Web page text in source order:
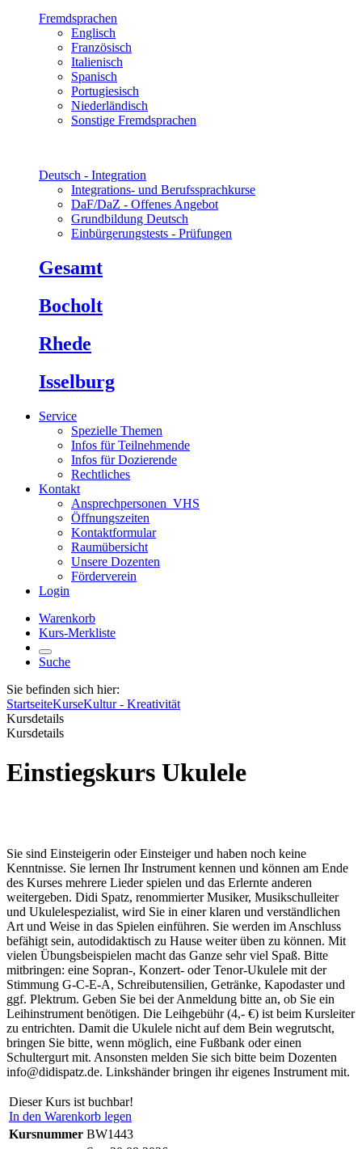
Fremdsprachen
Englisch
Französisch
Italienisch
Spanisch
Portugiesisch
Niederländisch
Sonstige Fremdsprachen
Deutsch - Integration
Integrations- und Berufssprachkurse
DaF/DaZ - Offenes Angebot
Grundbildung Deutsch
Einbürgerungstests - Prüfungen
Gesamt
Bocholt
Rhede
Isselburg
Service
Spezielle Themen
Infos für Teilnehmende
Infos für Dozierende
Rechtliches
Kontakt
Ansprechpersonen_VHS
Öffnungszeiten
Kontaktformular
Raumübersicht
Unsere Dozenten
Förderverein
Login
Warenkorb
Kurs-Merkliste
Suche
Sie befinden sich hier:
StartseiteKurseKultur - Kreativität
Kursdetails
Kursdetails
Einstiegskurs Ukulele
Sie sind Einsteigerin oder Einsteiger und haben noch keine
Kenntnisse. Sie lernen Ihr Instrument kennen und können am Ende
des Kurses mehrere Lieder spielen und das Erlernte anderen
weitergeben. Didi Spatz, renommierter Musiker, Musikschulleiter
und Ukulelespezialist, wird Sie in einer klaren und verständlichen
Art und Weise in das Spielen einführen. Sie werden im Anschluss
befähigt sein, autodidaktisch zu Hause weiter üben zu können. Mit
vielen Übungsbeispielen macht das Ganze sehr viel Spaß. Bitte
mitbringen: eine Sopran-, Konzert- oder Tenor-Ukulele mit der
Stimmung G-C-E-A, Schreibutensilien, Getränke, Kapodaster und
ggf. Plektrum. Geben Sie bei der Anmeldung bitte an, ob Sie ein
Leihinstrument benötigen. Die Leihgebühr (4,- €) ist beim Kursleiter
zu entrichten. Damit die Ukulele nicht auf dem Bein wegrutscht,
bringen Sie bitte, wenn möglich, eine Fußbank oder einen
Schultergurt mit. Ansonsten melden Sie sich bitte beim Dozenten
info@didispatz.de. Linkshänder bringen ihr eigenes Instrument mit.
Dieser Kurs ist buchbar!
In den Warenkorb legen
Kursnummer BW1443